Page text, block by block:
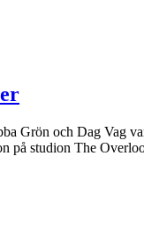
Grön och Dag Vag
på studion The